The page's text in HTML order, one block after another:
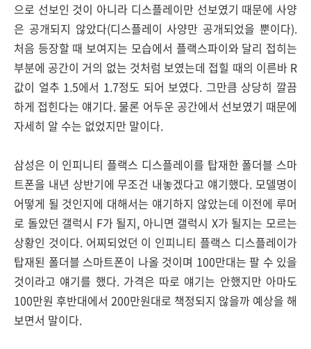
으로 선보인 것이 아니라 디스플레이만 선보였기 때문에 사양
은 공개되지 않았다(디스플레이 사양만 공개되었을 뿐이다).
처음 등장할 때 보여지는 모습에서 플랙스파이와 달리 접히는
부분에 공간이 거의 없는 것처럼 보였는데 접힐 때의 이른바 R
값이 얼추 1.5에서 1.7정도 되어 보였다. 그만큼 상당히 깔끔
하게 접힌다는 얘기다. 물론 어두운 공간에서 선보였기 때문에
자세히 알 수는 없었지만 말이다.
삼성은 이 인피니티 플랙스 디스플레이를 탑재한 폴더블 스마
트폰을 내년 상반기에 무조건 내놓겠다고 얘기했다. 모델명이
어떻게 될 것인지에 대해서는 얘기하지 않았는데 이전에 루머
로 돌았던 갤럭시 F가 될지, 아니면 갤럭시 X가 될지는 모르는
상황인 것이다. 어찌되었던 이 인피니티 플랙스 디스플레이가
탑재된 폴더블 스마트폰이 나올 것이며 100만대는 팔 수 있을
것이라고 얘기를 했다. 가격은 따로 얘기는 안했지만 아마도
100만원 후반대에서 200만원대로 책정되지 않을까 예상을 해
보면서 말이다.